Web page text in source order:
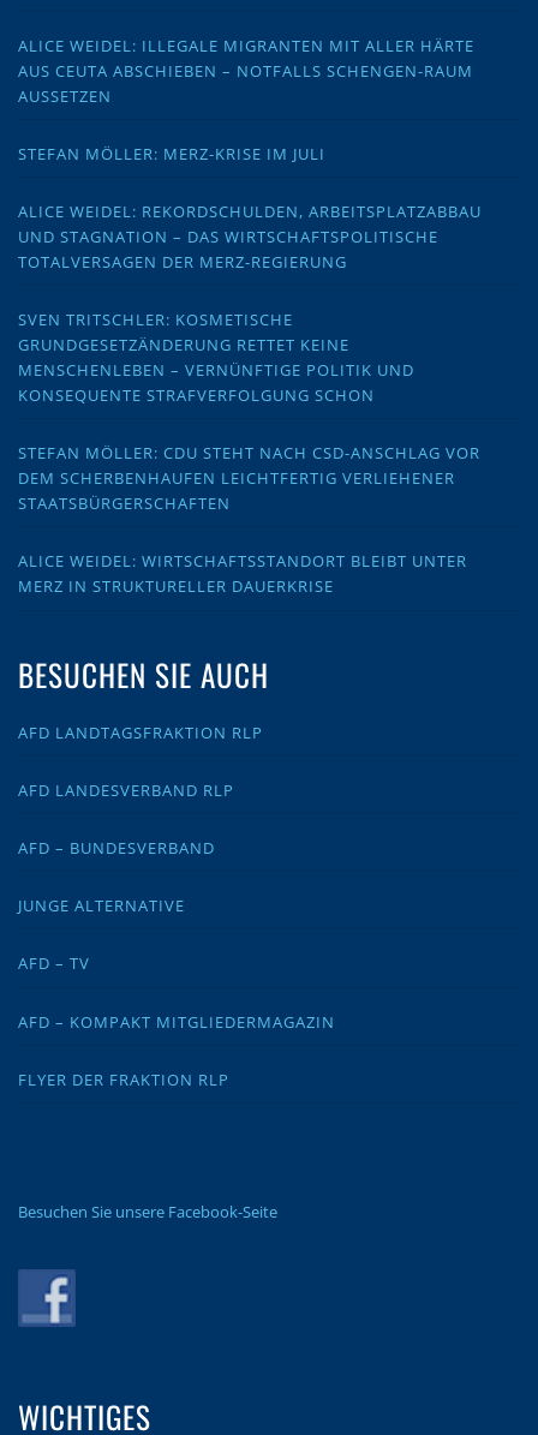
ALICE WEIDEL: ILLEGALE MIGRANTEN MIT ALLER HÄRTE
AUS CEUTA ABSCHIEBEN – NOTFALLS SCHENGEN-RAUM
AUSSETZEN
STEFAN MÖLLER: MERZ-KRISE IM JULI
ALICE WEIDEL: REKORDSCHULDEN, ARBEITSPLATZABBAU
UND STAGNATION – DAS WIRTSCHAFTSPOLITISCHE
TOTALVERSAGEN DER MERZ-REGIERUNG
SVEN TRITSCHLER: KOSMETISCHE
GRUNDGESETZÄNDERUNG RETTET KEINE
MENSCHENLEBEN – VERNÜNFTIGE POLITIK UND
KONSEQUENTE STRAFVERFOLGUNG SCHON
STEFAN MÖLLER: CDU STEHT NACH CSD-ANSCHLAG VOR
DEM SCHERBENHAUFEN LEICHTFERTIG VERLIEHENER
STAATSBÜRGERSCHAFTEN
ALICE WEIDEL: WIRTSCHAFTSSTANDORT BLEIBT UNTER
MERZ IN STRUKTURELLER DAUERKRISE
BESUCHEN SIE AUCH
AFD LANDTAGSFRAKTION RLP
AFD LANDESVERBAND RLP
AFD – BUNDESVERBAND
JUNGE ALTERNATIVE
AFD – TV
AFD – KOMPAKT MITGLIEDERMAGAZIN
FLYER DER FRAKTION RLP
Besuchen Sie unsere Facebook-Seite
WICHTIGES